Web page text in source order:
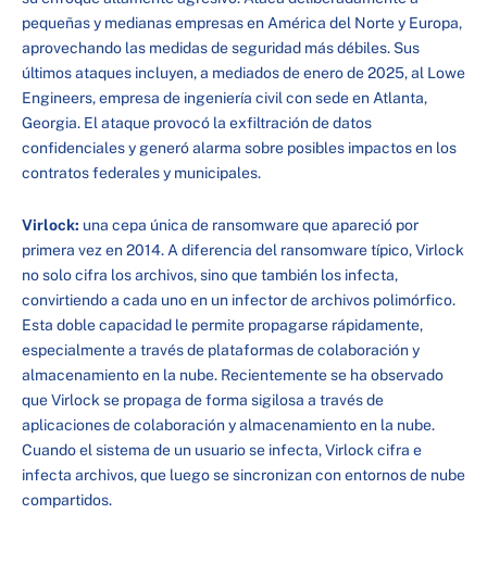
pequeñas y medianas empresas en América del Norte y Europa,
aprovechando las medidas de seguridad más débiles. Sus
últimos ataques incluyen, a mediados de enero de 2025, al Lowe
Engineers, empresa de ingeniería civil con sede en Atlanta,
Georgia. El ataque provocó la exfiltración de datos
confidenciales y generó alarma sobre posibles impactos en los
contratos federales y municipales.
Virlock: una cepa única de ransomware que apareció por
primera vez en 2014. A diferencia del ransomware típico, Virlock
no solo cifra los archivos, sino que también los infecta,
convirtiendo a cada uno en un infector de archivos polimórfico.
Esta doble capacidad le permite propagarse rápidamente,
especialmente a través de plataformas de colaboración y
almacenamiento en la nube. Recientemente se ha observado
que Virlock se propaga de forma sigilosa a través de
aplicaciones de colaboración y almacenamiento en la nube.
Cuando el sistema de un usuario se infecta, Virlock cifra e
infecta archivos, que luego se sincronizan con entornos de nube
compartidos.